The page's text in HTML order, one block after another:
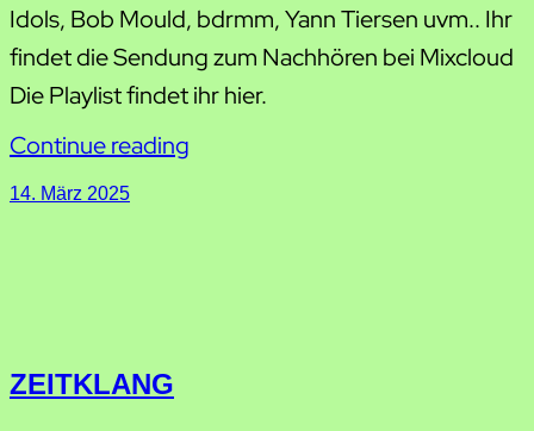
Idols, Bob Mould, bdrmm, Yann Tiersen uvm.. Ihr
findet die Sendung zum Nachhören bei Mixcloud
Die Playlist findet ihr hier.
Continue reading
14. März 2025
ZEITKLANG